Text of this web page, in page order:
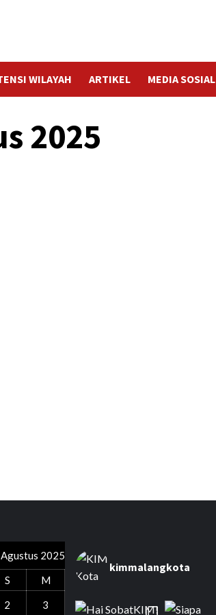
WILAYAH ARTIKEL MEDIA SOSIAL
2025
Agustus 2025
S
M
2 3
kimmalangkota